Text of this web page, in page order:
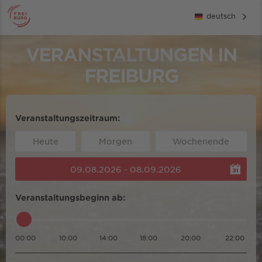
deutsch
VERANSTALTUNGEN IN
FREIBURG
Veranstaltungszeitraum:
Heute Morgen Wochenende
09.08.2026 - 08.09.2026
Veranstaltungsbeginn ab:
00:00 10:00 14:00 18:00 20:00 22:00